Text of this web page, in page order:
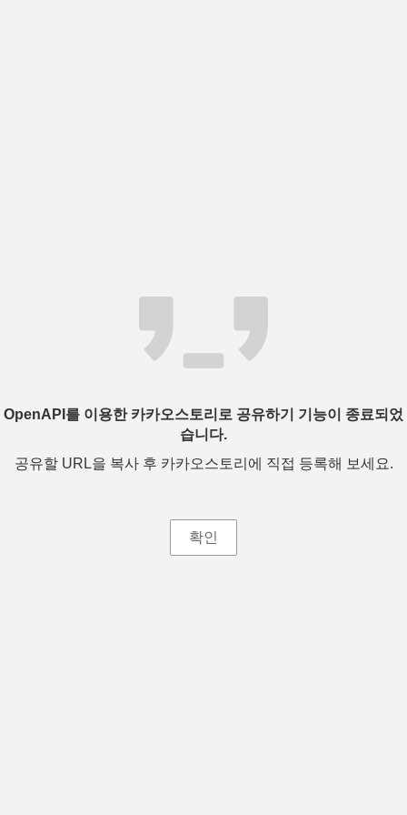
OpenAPI를 이용한 카카오스토리로 공유하기 기능이 종료되었
습니다.
공유할 URL을 복사 후 카카오스토리에 직접 등록해 보세요.
확인